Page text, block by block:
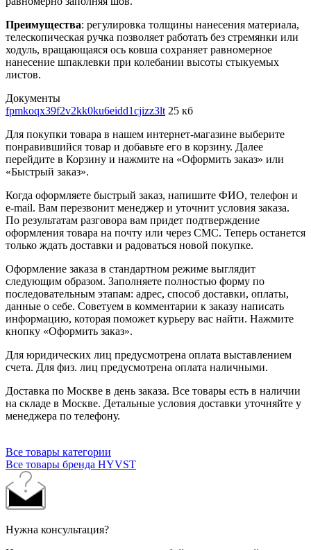
Преимущества: регулировка толщины нанесения материала,
телескопическая ручка позволяет работать без стремянки или
ходуль, вращающаяся ось ковша сохраняет равномерное
нанесение шпаклевки при колебании высоты стыкуемых
листов.
Документы
fpmkoqx39f2v2kk0ku6eidd1cjizz3lt 25 кб
Для покупки товара в нашем интернет-магазине выберите
понравившийся товар и добавьте его в корзину. Далее
перейдите в Корзину и нажмите на «Оформить заказ» или
«Быстрый заказ».
Когда оформляете быстрый заказ, напишите ФИО, телефон и
e-mail. Вам перезвонит менеджер и уточнит условия заказа.
По результатам разговора вам придет подтверждение
оформления товара на почту или через СМС. Теперь останется
только ждать доставки и радоваться новой покупке.
Оформление заказа в стандартном режиме выглядит
следующим образом. Заполняете полностью форму по
последовательным этапам: адрес, способ доставки, оплаты,
данные о себе. Советуем в комментарии к заказу написать
информацию, которая поможет курьеру вас найти. Нажмите
кнопку «Оформить заказ».
Для юридических лиц предусмотрена оплата выставлением
счета. Для физ. лиц предусмотрена оплата наличными.
Доставка по Москве в день заказа. Все товары есть в наличии
на складе в Москве. Детальные условия доставки уточняйте у
менеджера по телефону.
Все товары категории
Все товары бренда HYVST
Нужна консультация?